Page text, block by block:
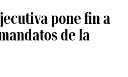
pone fin a
de la